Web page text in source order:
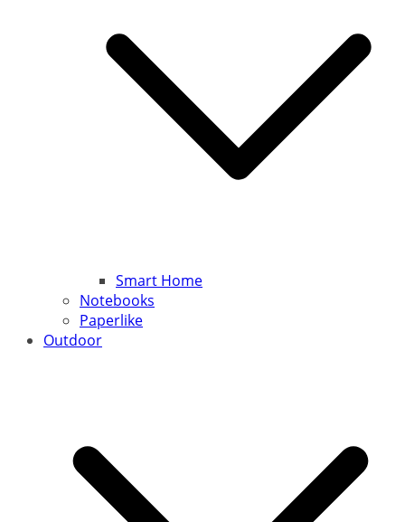
Smart Home
Notebooks
Paperlike
Outdoor